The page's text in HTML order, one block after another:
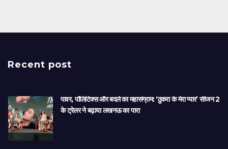
Recent post
पावर, पॉलिटिक्स और बदले का महासंग्राम: ‘ठुकरा के मेरा प्यार’ सीजन 2
के ट्रेलर ने बढ़ाया लखनऊ का पारा